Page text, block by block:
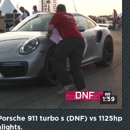
1:59
911 turbo s (DNF) vs 1125hp